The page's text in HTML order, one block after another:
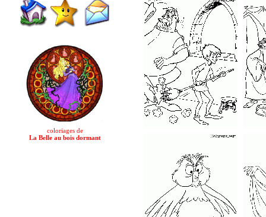
coloriages de
La Belle au bois dormant